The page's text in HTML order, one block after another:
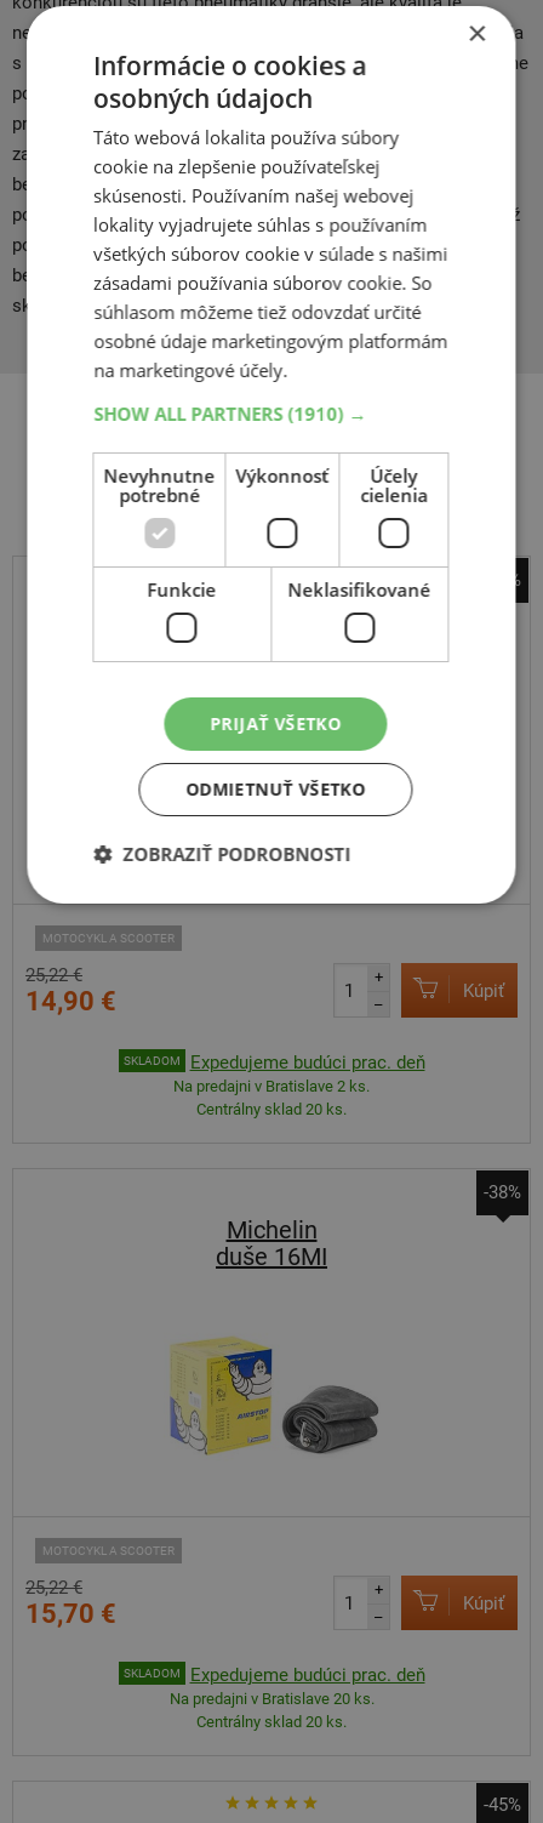
nespočetne krát vyššia. Spoločnosť Continental ako prvá prišla
s výrobou zimných nákladných pneumatík. Väčšinou dostávame
pozitívnu spätnú väzbu od tých, ktorí majú skúsenosti s
pneumatikami Continental. Spoločnosť Continental od svojho
založenia v roku 1871 pracuje na jednom cieli: Zabezpečiť
bezpečnosť na cestách bez kompromisov, s komfortom a
potešením. Od prvej pneumatiky na svete so vzorom dezénu až
po vizionársku Conti.eKontakt a inovácie v automobilovej
bezpečnosti – už viac ako 140 rokov neustále rozvíjame naše
skúsenosti v oblasti mobility, dopravy a procesov.
Súvisiace produkty
-41%
MOTOCYKL A SCOOTER
25,22 €
14,90 €
+
–
Kúpiť
SKLADOM Expedujeme budúci prac. deň
Na predajni v Bratislave 2 ks.
Centrálny sklad 20 ks.
-38%
Michelin
duše 16MI
MOTOCYKL A SCOOTER
25,22 €
15,70 €
+
–
Kúpiť
SKLADOM Expedujeme budúci prac. deň
Na predajni v Bratislave 20 ks.
Centrálny sklad 20 ks.
-45%
×
Informácie o cookies a
osobných údajoch
Táto webová lokalita používa súbory
cookie na zlepšenie používateľskej
skúsenosti. Používaním našej webovej
lokality vyjadrujete súhlas s používaním
všetkých súborov cookie v súlade s našimi
zásadami používania súborov cookie. So
súhlasom môžeme tiež odovzdať určité
osobné údaje marketingovým platformám
na marketingové účely.
SHOW ALL PARTNERS(1910) →
Nevyhnutne
potrebné
Výkonnosť
Účely
cielenia
Funkcie Neklasifikované
PRIJAŤ VŠETKO
ODMIETNUŤ VŠETKO
ZOBRAZIŤ PODROBNOSTI